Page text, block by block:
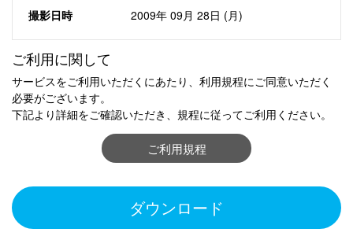
撮影日時
2009年 09月 28日 (月)
ご利用に関して
サービスをご利用いただくにあたり、利用規程にご同意いただく
必要がございます。
下記より詳細をご確認いただき、規程に従ってご利用ください。
ご利用規程
ダウンロード